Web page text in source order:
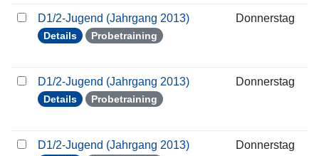
D1/2-Jugend (Jahrgang 2013)
Details Probetraining
Donnerstag
D1/2-Jugend (Jahrgang 2013)
Details Probetraining
Donnerstag
D1/2-Jugend (Jahrgang 2013) Donnerstag